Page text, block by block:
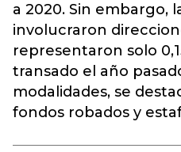
a 2020. Sin embargo,
involucraron
representaron solo
transado el año
modalidades, se
fondos robados y